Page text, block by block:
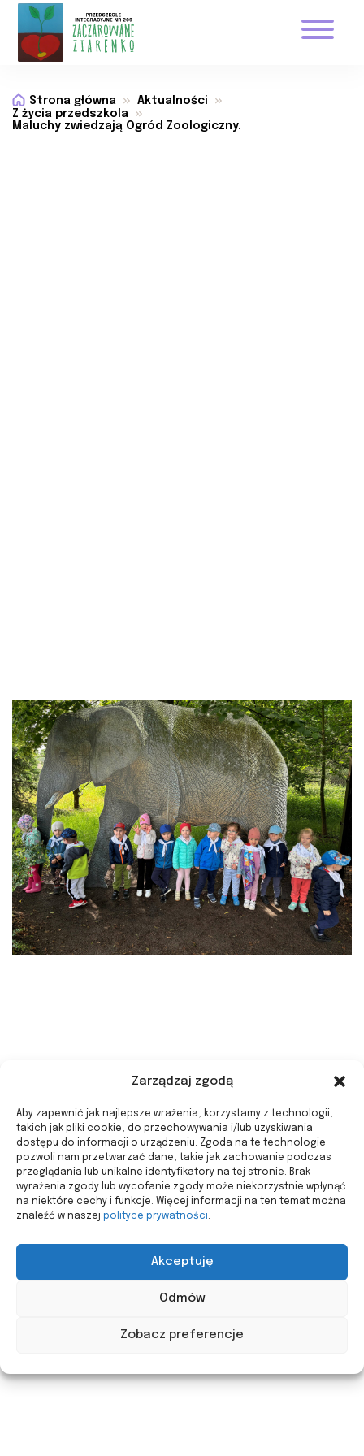
Zarządzaj zgodą
Aby zapewnić jak najlepsze wrażenia, korzystamy z technologii,
takich jak pliki cookie, do przechowywania i/lub uzyskiwania
dostępu do informacji o urządzeniu. Zgoda na te technologie
pozwoli nam przetwarzać dane, takie jak zachowanie podczas
przeglądania lub unikalne identyfikatory na tej stronie. Brak
wyrażenia zgody lub wycofanie zgody może niekorzystnie wpłynąć
na niektóre cechy i funkcje. Więcej informacji na ten temat można
znaleźć w naszej polityce prywatności.
Akceptuję
Odmów
Zobacz preferencje
Strona główna
Aktualności
Z życia przedszkola
Maluchy zwiedzają Ogród Zoologiczny.